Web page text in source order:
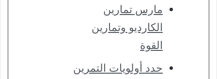
مارس تمارين
الكارديو وتمارين
القوة
حدد أولويات التمرين